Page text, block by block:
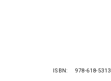
ISBN 978-618-